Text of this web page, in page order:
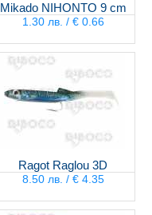
Mikado NIHONTO 9 cm
1.30 лв. / € 0.66
Ragot Raglou 3D
8.50 лв. / € 4.35